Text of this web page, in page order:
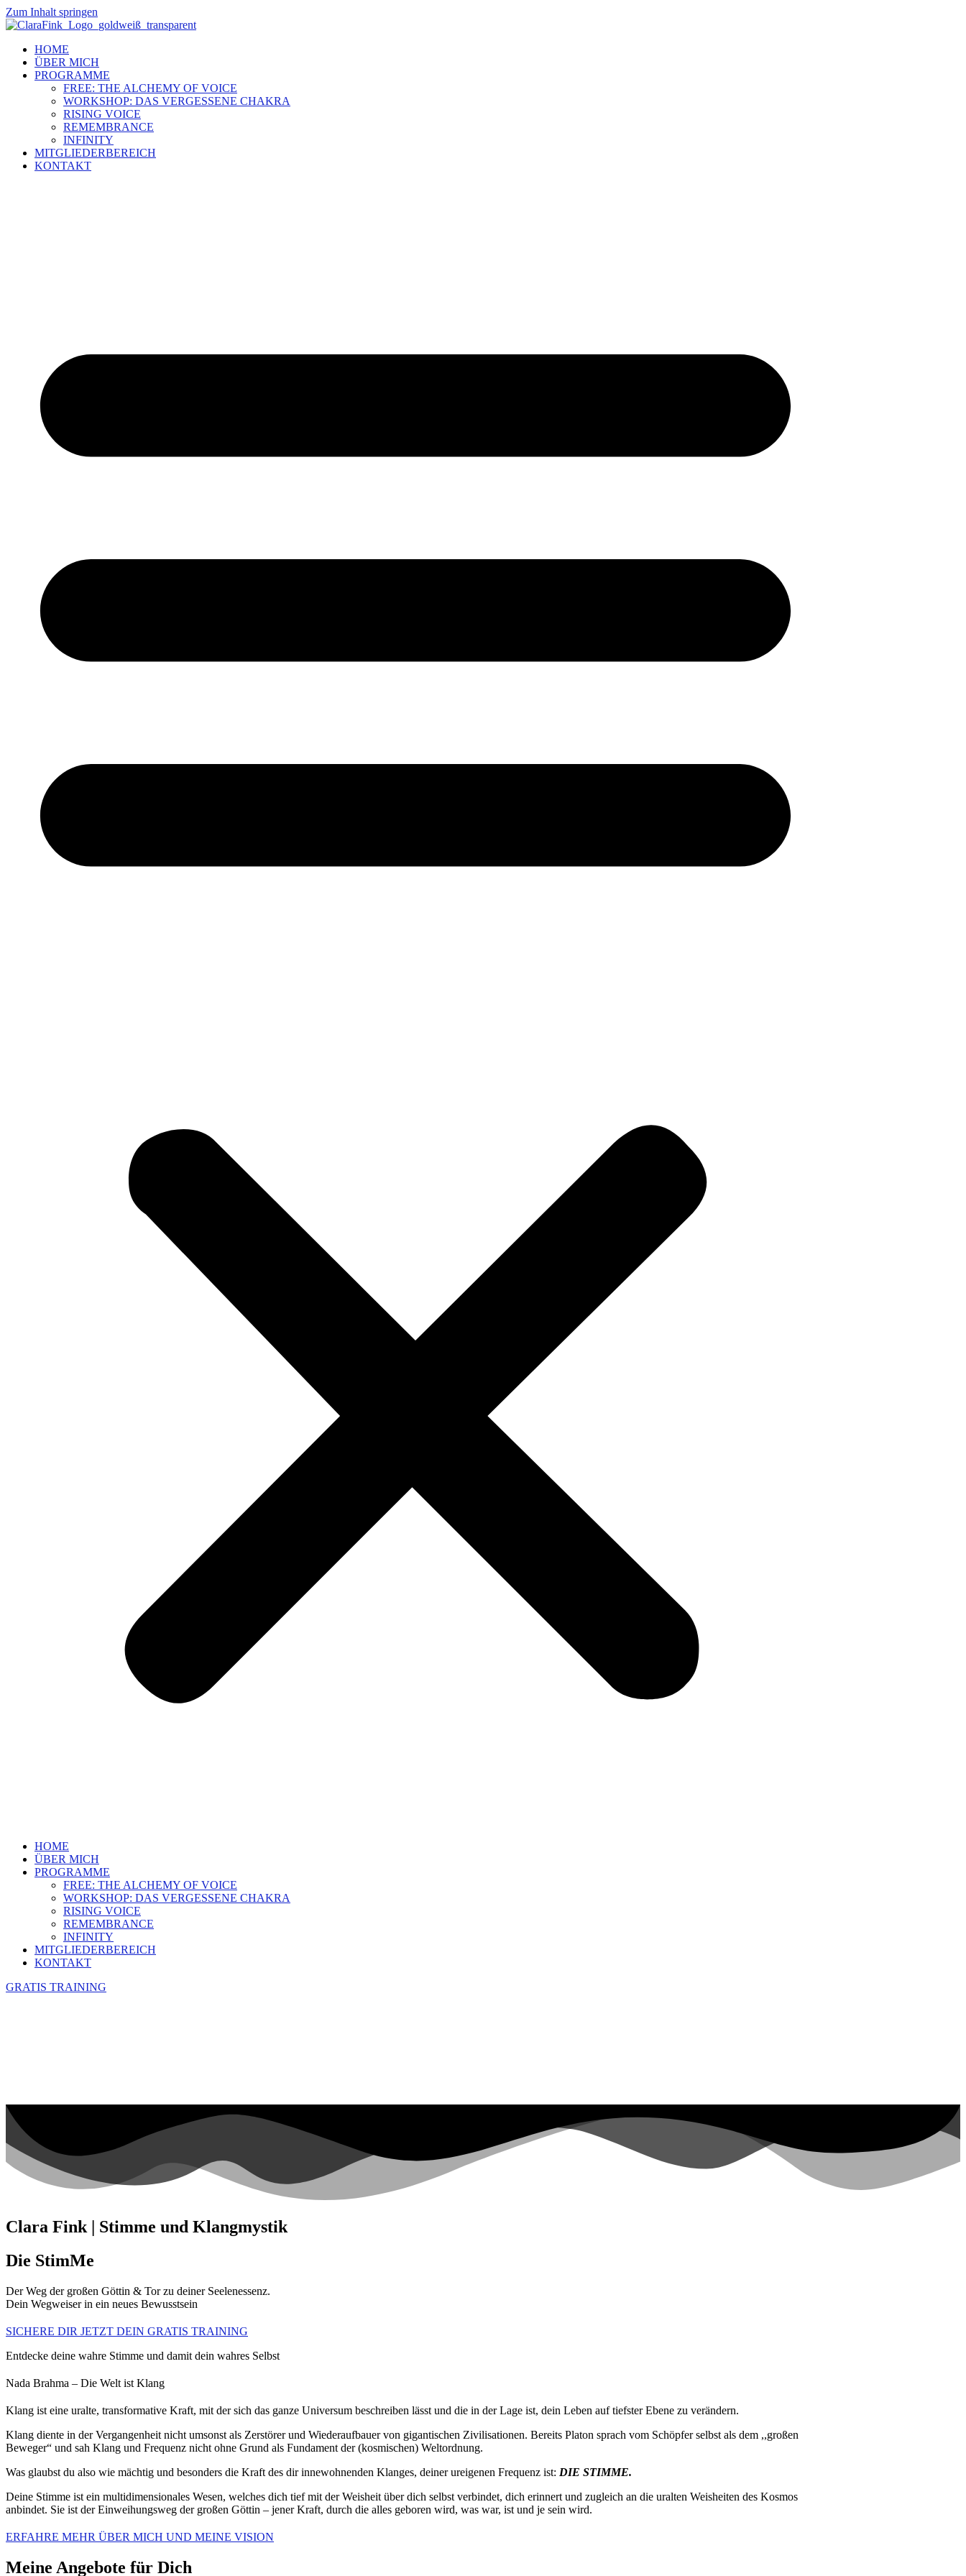
Zum Inhalt springen
HOME
ÜBER MICH
PROGRAMME
FREE: THE ALCHEMY OF VOICE
WORKSHOP: DAS VERGESSENE CHAKRA
RISING VOICE
REMEMBRANCE
INFINITY
MITGLIEDERBEREICH
KONTAKT
HOME
ÜBER MICH
PROGRAMME
FREE: THE ALCHEMY OF VOICE
WORKSHOP: DAS VERGESSENE CHAKRA
RISING VOICE
REMEMBRANCE
INFINITY
MITGLIEDERBEREICH
KONTAKT
GRATIS TRAINING
Clara Fink | Stimme und Klangmystik
Die StimMe
Der Weg der großen Göttin & Tor zu deiner Seelenessenz.
Dein Wegweiser in ein neues Bewusstsein
SICHERE DIR JETZT DEIN GRATIS TRAINING
Entdecke deine wahre Stimme und damit dein wahres Selbst
Nada Brahma – Die Welt ist Klang
Klang ist eine uralte, transformative Kraft, mit der sich das ganze Universum beschreiben lässt und die in der Lage ist, dein Leben auf tiefster Ebene zu verändern.
Klang diente in der Vergangenheit nicht umsonst als Zerstörer und Wiederaufbauer von gigantischen Zivilisationen. Bereits Platon sprach vom Schöpfer selbst als dem ,,großen
Beweger“ und sah Klang und Frequenz nicht ohne Grund als Fundament der (kosmischen) Weltordnung.
Was glaubst du also wie mächtig und besonders die Kraft des dir innewohnenden Klanges, deiner ureigenen Frequenz ist: DIE STIMME.
Deine Stimme ist ein multidimensionales Wesen, welches dich tief mit der Weisheit über dich selbst verbindet, dich erinnert und zugleich an die uralten Weisheiten des Kosmos
anbindet. Sie ist der Einweihungsweg der großen Göttin – jener Kraft, durch die alles geboren wird, was war, ist und je sein wird.
ERFAHRE MEHR ÜBER MICH UND MEINE VISION
Meine Angebote für Dich